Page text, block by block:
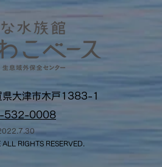
大津市木戸1383-1
532-0008
ALL RIGHTS RESERVED.